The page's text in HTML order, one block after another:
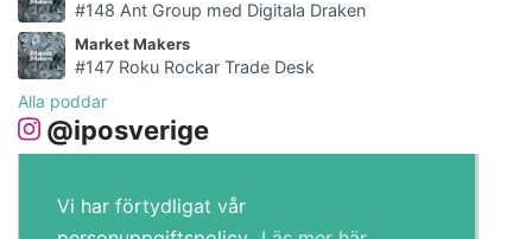
Vi har förtydligat vår
#148 Ant Group med Digitala Draken
Market Makers
#147 Roku Rockar Trade Desk
Alla poddar
@iposverige